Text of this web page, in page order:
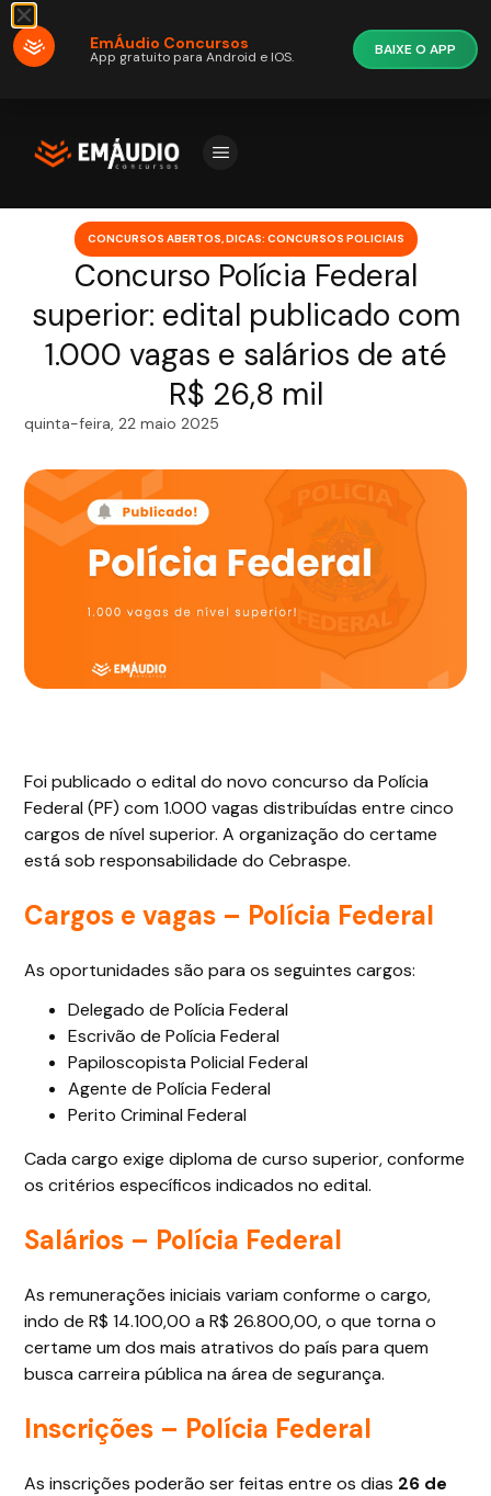
CONCURSOS ABERTOS,DICAS: CONCURSOS POLICIAIS
Concurso Polícia Federal
superior: edital publicado com
1.000 vagas e salários de até
R$ 26,8 mil
quinta-feira, 22 maio 2025
Foi publicado o edital do novo concurso da Polícia
Federal (PF) com 1.000 vagas distribuídas entre cinco
cargos de nível superior. A organização do certame
está sob responsabilidade do Cebraspe.
Cargos e vagas – Polícia Federal
As oportunidades são para os seguintes cargos:
Delegado de Polícia Federal
Escrivão de Polícia Federal
Papiloscopista Policial Federal
Agente de Polícia Federal
Perito Criminal Federal
Cada cargo exige diploma de curso superior, conforme
os critérios específicos indicados no edital.
Salários – Polícia Federal
As remunerações iniciais variam conforme o cargo,
indo de R$ 14.100,00 a R$ 26.800,00, o que torna o
certame um dos mais atrativos do país para quem
busca carreira pública na área de segurança.
Inscrições – Polícia Federal
As inscrições poderão ser feitas entre os dias 26 de
EmÁudio Concursos
App gratuito para Android e IOS. BAIXE O APP